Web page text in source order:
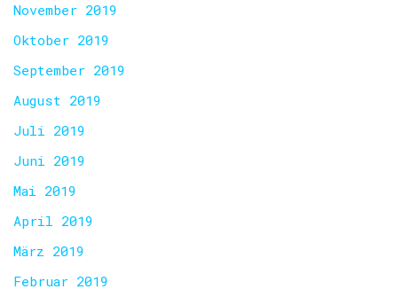
November 2019
Oktober 2019
September 2019
August 2019
Juli 2019
Juni 2019
Mai 2019
April 2019
März 2019
Februar 2019